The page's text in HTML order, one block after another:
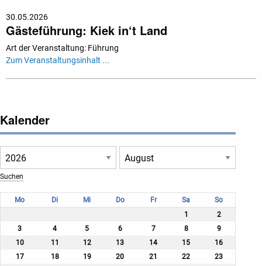
30.05.2026
Gästeführung: Kiek in‘t Land
Art der Veranstaltung: Führung
Zum Veranstaltungsinhalt ...
Kalender
Mo Di Mi Do Fr Sa
So
1
2
3
4 5 6 7 8
9
10
11 12 13 14 15
16
17
18 19 20 21 22
23